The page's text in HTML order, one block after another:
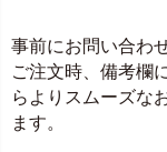
事前にお問い合わ
ご注文時、備考欄
らよりスムーズな
ます。